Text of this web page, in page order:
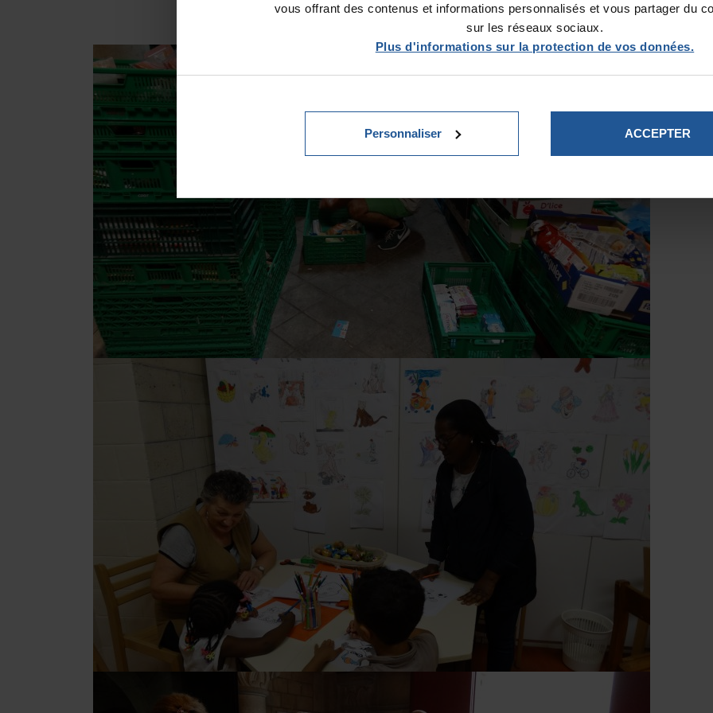
vous offrant des contenus et informations personnalisés et vous partager du
sur les réseaux sociaux.
Plus d'informations sur la protection de vos données.
Personnaliser ACCEPTER